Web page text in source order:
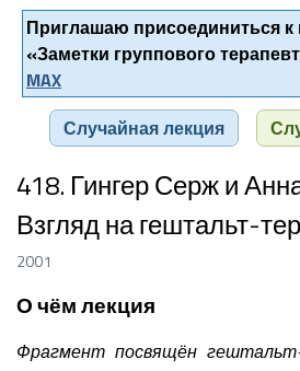
Приглашаю присоединиться к
«Заметки группового
MAX
Случайная лекция
418. Гингер Серж и
Взгляд на гештальт-
2001
О чём лекция
Фрагмент посвящён